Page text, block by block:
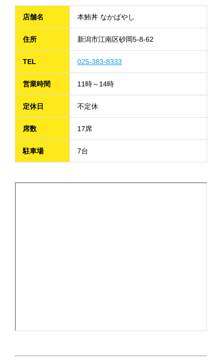
店舗名 本鮪丼 なかばやし
住所 新潟市江南区砂岡5-8-62
TEL 025-383-8333
営業時間 11時～14時
定休日 不定休
席数 17席
駐車場 7台